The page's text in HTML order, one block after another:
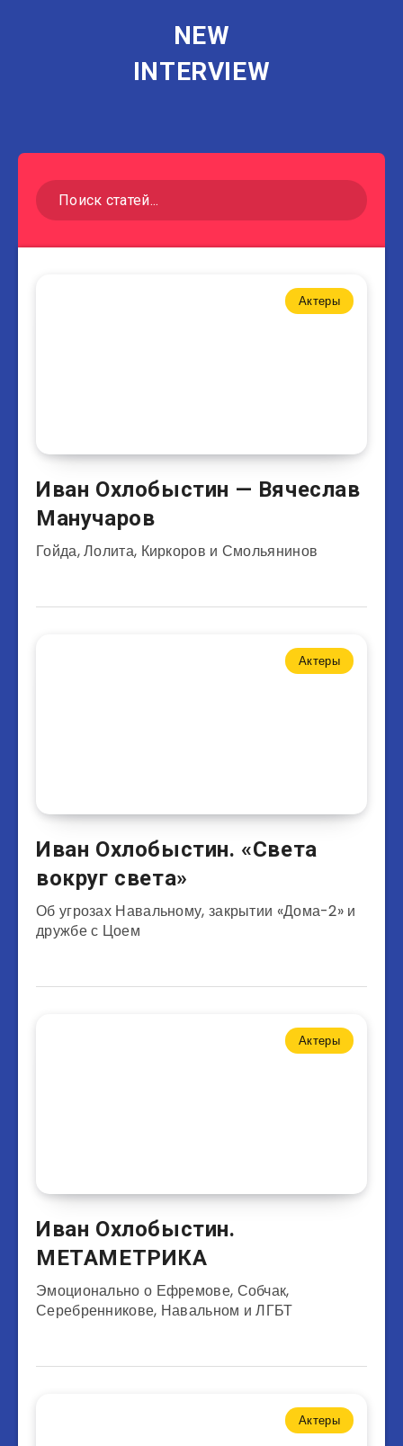
NEW
INTERVIEW
Актеры
Иван Охлобыстин — Вячеслав
Манучаров
Гойда, Лолита, Киркоров и Смольянинов
Актеры
Иван Охлобыстин. «Света
вокруг света»
Об угрозах Навальному, закрытии «Дома-2» и
дружбе с Цоем
Актеры
Иван Охлобыстин.
МЕТАМЕТРИКА
Эмоционально о Ефремове, Собчак,
Серебренникове, Навальном и ЛГБТ
Актеры